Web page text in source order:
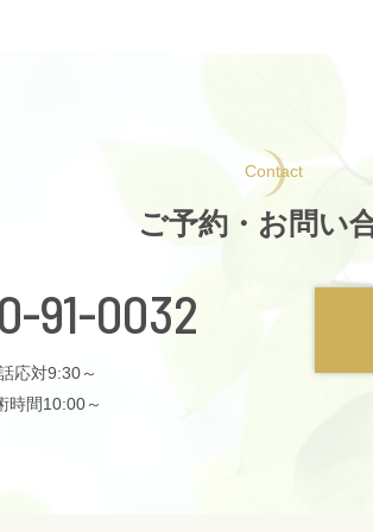
Contact
ご予約・お問い
91-0032
応対9:30～
時間10:00～